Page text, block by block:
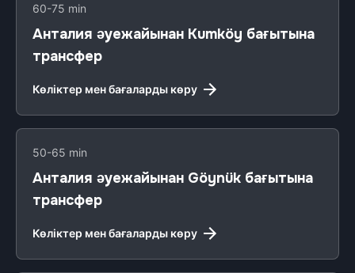
60-75 min
Анталия әуежайынан Kumköy бағытына
трансфер
Көліктер мен бағаларды көру
50-65 min
Анталия әуежайынан Göynük бағытына
трансфер
Көліктер мен бағаларды көру